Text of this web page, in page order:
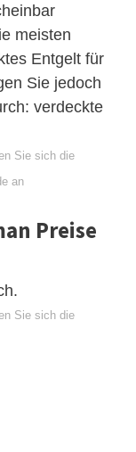
meisten
Entgelt für
Sie jedoch
verdeckte
Sie sich die
an
Preise
Sie sich die